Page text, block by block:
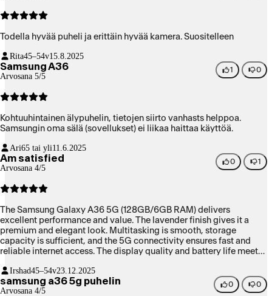
Todella hyvää puheli ja erittäin hyvää kamera. Suositelleen
Rita45–54v15.8.2025
Samsung A36
Arvosana 5/5
1 0
Kohtuuhintainen älypuhelin, tietojen siirto vanhasts helppoa.
Samsungin oma sälä (sovellukset) ei liikaa haittaa käyttöä.
Ari65 tai yli11.6.2025
Am satisfied
Arvosana 4/5
0 1
The Samsung Galaxy A36 5G (128GB/6GB RAM) delivers
excellent performance and value. The lavender finish gives it a
premium and elegant look. Multitasking is smooth, storage
capacity is sufficient, and the 5G connectivity ensures fast and
reliable internet access. The display quality and battery life meet
smartphone and a good choice in its segment.
Irshad45–54v23.12.2025
samsung a36 5g puhelin
Arvosana 4/5
0 0